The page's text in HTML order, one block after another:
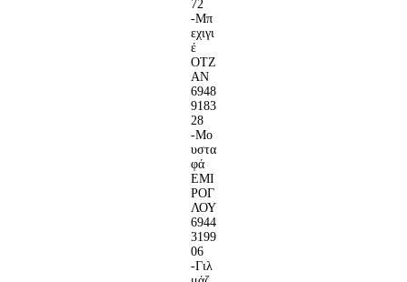
72
-Μπ
εχιγι
έ
ΟΤΖ
ΑΝ
6948
9183
28
-Μο
υστα
φά
ΕΜΙ
ΡΟΓ
ΛΟΥ
6944
3199
06
-Γιλ